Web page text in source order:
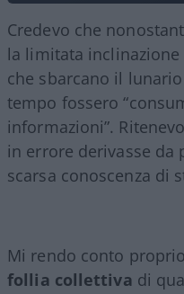
Credevo che
la limitata
che sbarcano il
tempo fossero
informazioni”.
in errore derivasse da
scarsa conoscenza di
Mi rendo conto proprio
follia collettiva di